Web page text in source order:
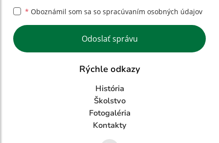
* Oboznámil som sa so spracúvaním osobných údajov
Google reCaptcha Response
Odoslať správu
Rýchle odkazy
História
Školstvo
Fotogaléria
Kontakty